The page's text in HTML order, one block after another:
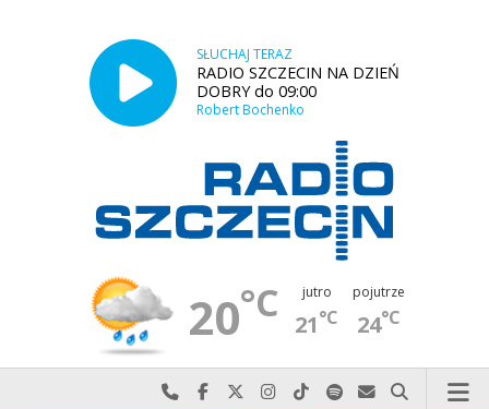
SŁUCHAJ TERAZ
RADIO SZCZECIN NA DZIEŃ
DOBRY do 09:00
Robert Bochenko
20°C jutro
21°C
pojutrze
24°C
Najlepiej po prostu do nas zadzwoń
Odwiedź nas na Facebook-u
Odwiedź nas na X
Odwiedź nas na Instagram-ie
Odwiedź nas na TikTok-u
Szukaj nas na Spotify
Wyślij do nas
Szukaj